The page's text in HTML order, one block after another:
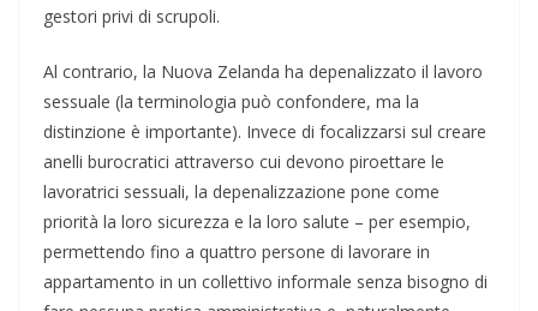
gestori privi di scrupoli.
Al contrario, la Nuova Zelanda ha depenalizzato il lavoro
sessuale (la terminologia può confondere, ma la
distinzione è importante). Invece di focalizzarsi sul creare
anelli burocratici attraverso cui devono piroettare le
lavoratrici sessuali, la depenalizzazione pone come
priorità la loro sicurezza e la loro salute – per esempio,
permettendo fino a quattro persone di lavorare in
appartamento in un collettivo informale senza bisogno di